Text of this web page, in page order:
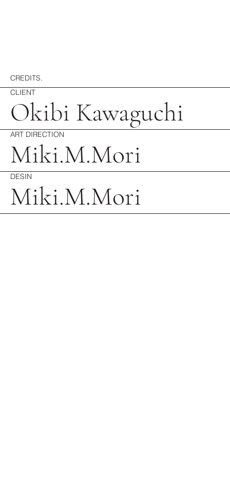
CREDITS.
CLIENT
Okibi Kawaguchi
ART DIRECTION
Miki.M.Mori
DESIN
Miki.M.Mori